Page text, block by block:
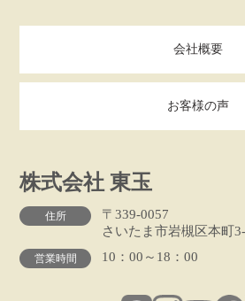
会社概要
お客様の声
株式会社 東玉
住所
〒339-0057
さいたま市岩槻区本町
営業時間 10：00～18：00